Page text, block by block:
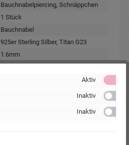
Bauchnabelpiercing, Schnäppchen
1 Stück
Bauchnabel
925er Sterling Silber, Titan G23
1.6mm
Wehrhainer Lindenstr. 28, 04936
Aktiv
Inaktiv
Inaktiv